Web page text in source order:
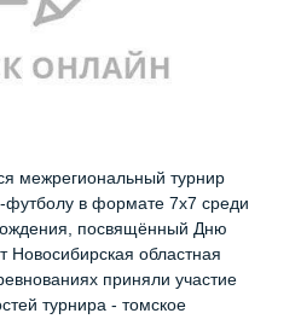
межрегиональный турнир
в формате 7х7 среди
посвящённый Дню
областная
приняли участие
турнира - томское